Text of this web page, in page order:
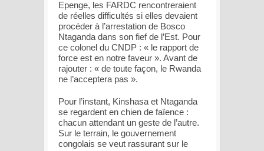
Epenge, les FARDC rencontreraient
de réelles difficultés si elles devaient
procéder à l’arrestation de Bosco
Ntaganda dans son fief de l’Est. Pour
ce colonel du CNDP : « le rapport de
force est en notre faveur ». Avant de
rajouter : « de toute façon, le Rwanda
ne l’acceptera pas ».
Pour l’instant, Kinshasa et Ntaganda
se regardent en chien de faïence :
chacun attendant un geste de l’autre.
Sur le terrain, le gouvernement
congolais se veut rassurant sur le